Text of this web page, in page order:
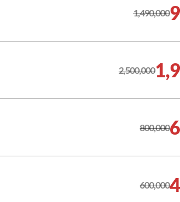
1,490,000
2,500,000
800,000
600,000